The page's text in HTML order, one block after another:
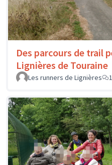
Des parcours de trail
Lignières de Touraine
Les runners de Lignières
1